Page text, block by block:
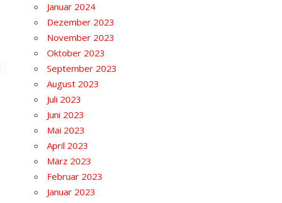
Januar 2024
Dezember 2023
November 2023
Oktober 2023
September 2023
August 2023
Juli 2023
Juni 2023
Mai 2023
April 2023
März 2023
Februar 2023
Januar 2023